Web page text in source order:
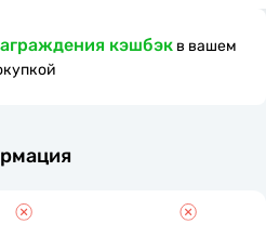
кэшбэк в вашем